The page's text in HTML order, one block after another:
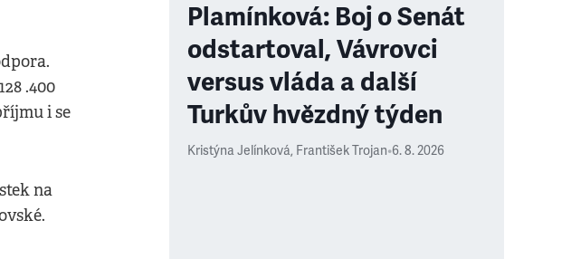
.400
i se
na
Plamínková: Boj o Senát
odstartoval, Vávrovci
versus vláda a další
Turkův hvězdný týden
Kristýna Jelínková, František Trojan•6. 8. 2026